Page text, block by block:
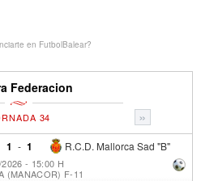
en FutbolBalear?
Federacion
»
34
1 - R.C.D. Mallorca Sad "B"
1
- 15:00 H
(MANACOR) F-11